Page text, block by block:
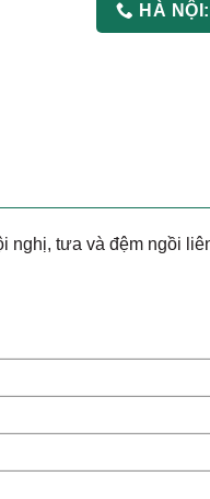
HÀ NỘI:
tưa và đệm ngồi